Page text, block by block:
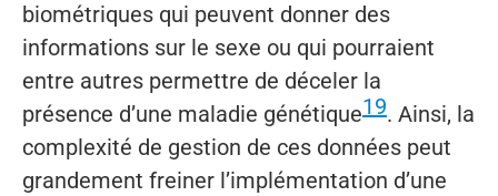
biométriques qui peuvent donner des
informations sur le sexe ou qui pourraient
entre autres permettre de déceler la
présence d’une maladie génétique19. Ainsi, la
complexité de gestion de ces données peut
grandement freiner l’implémentation d’une